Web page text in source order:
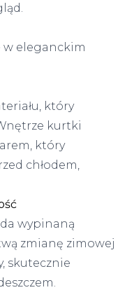
w eleganckim
który
kurtki
który
chłodem,
wypinaną
zmianę zimowej
skutecznie